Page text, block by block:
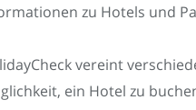
zu Hotels und
vereint
ein Hotel zu